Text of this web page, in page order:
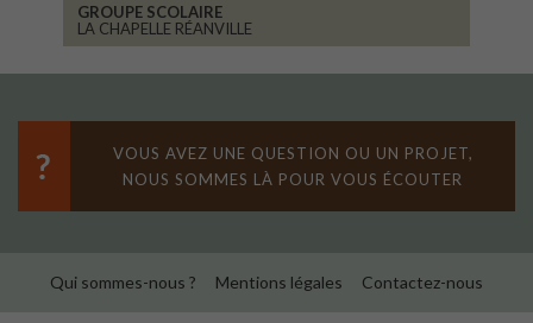
MAISON ASSOCIATIVE